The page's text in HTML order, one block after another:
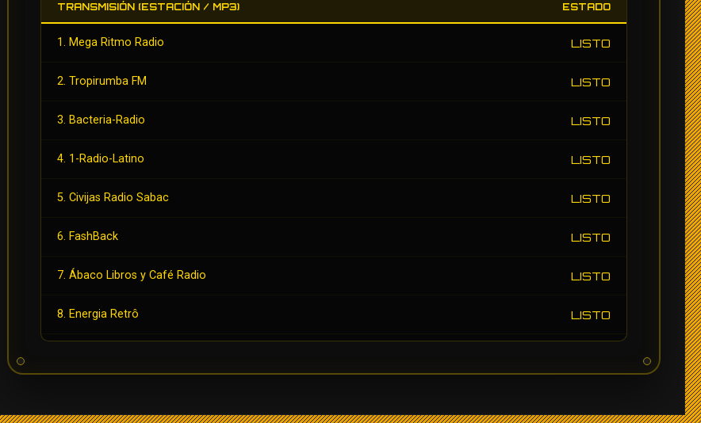
TRANSMISIÓN (ESTACIÓN / MP3) ESTADO
1. Mega Ritmo Radio LISTO
2. Tropirumba FM LISTO
3. Bacteria-Radio LISTO
4. 1-Radio-Latino LISTO
5. Civijas Radio Sabac LISTO
6. FashBack LISTO
7. Ábaco Libros y Café Radio LISTO
8. Energia Retrô LISTO